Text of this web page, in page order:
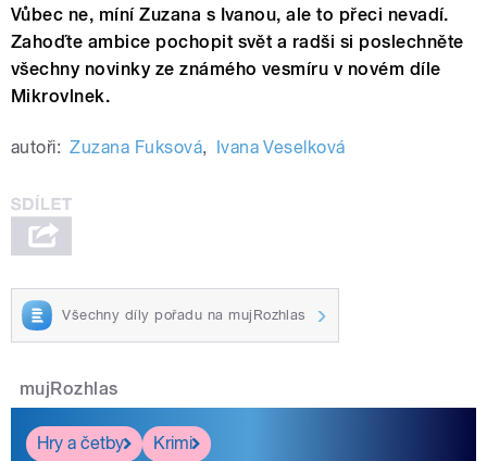
Vůbec ne, míní Zuzana s Ivanou, ale to přeci nevadí.
Zahoďte ambice pochopit svět a radši si poslechněte
všechny novinky ze známého vesmíru v novém díle
Mikrovlnek.
autoři: Zuzana Fuksová, Ivana Veselková
Všechny díly pořadu na mujRozhlas
mujRozhlas
Hry a četby
Krimi